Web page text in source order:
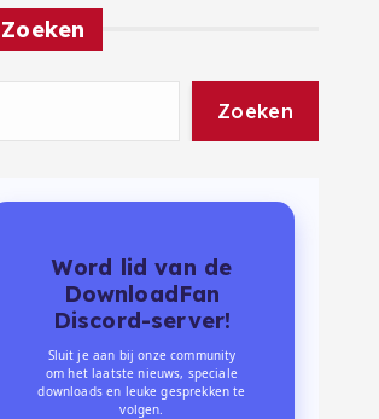
Zoeken
Zoeken
Word lid van de
DownloadFan
Discord-server!
Sluit je aan bij onze community
om het laatste nieuws, speciale
downloads en leuke gesprekken te
volgen.